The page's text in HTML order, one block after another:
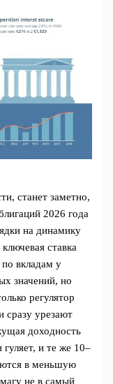
станет заметно,
2026 года
на динамику
ставка
по вкладам у
значений, но
регулятор
сразу урезают
доходность
и те же 10–
в меньшую
не в самый